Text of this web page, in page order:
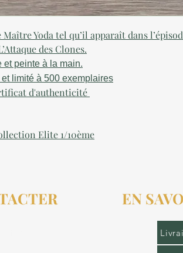
Yoda tel qu’il apparaît dans
des Clones.
et peinte à la main.
limité à 500 exemplaires
d'authenticité
Elite 1/10ème
EN